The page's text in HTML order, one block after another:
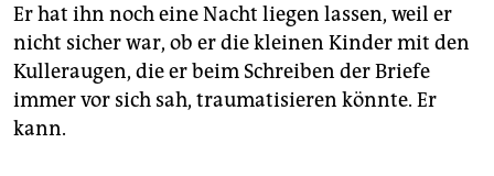
Er hat ihn noch eine Nacht liegen lassen, weil er
nicht sicher war, ob er die kleinen Kinder mit den
Kulleraugen, die er beim Schreiben der Briefe
immer vor sich sah, traumatisieren könnte. Er
kann.